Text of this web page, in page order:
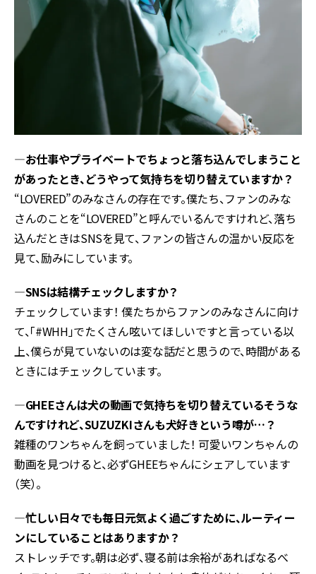
―お仕事やプライベートでちょっと落ち込んでしまうこと
があったとき、どうやって気持ちを切り替えていますか？
“LOVERED”のみなさんの存在です。僕たち、ファンのみな
さんのことを“LOVERED”と呼んでいるんですけれど、落ち
込んだときはSNSを見て、ファンの皆さんの温かい反応を
見て、励みにしています。
―SNSは結構チェックしますか？
チェックしています！ 僕たちからファンのみなさんに向け
て、「#WHH」でたくさん呟いてほしいですと言っている以
上、僕らが見ていないのは変な話だと思うので、時間がある
ときにはチェックしています。
―GHEEさんは犬の動画で気持ちを切り替えているそうな
んですけれど、SUZUZKIさんも犬好きという噂が…？
雑種のワンちゃんを飼っていました！ 可愛いワンちゃんの
動画を見つけると、必ずGHEEちゃんにシェアしています
（笑）。
―忙しい日々でも毎日元気よく過ごすために、ルーティー
ンにしていることはありますか？
ストレッチです。朝は必ず、寝る前は余裕があればなるべ